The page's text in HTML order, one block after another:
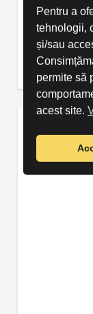
Pentru a
tehnologii,
și/sau
permite să
acest site.
Tractoare